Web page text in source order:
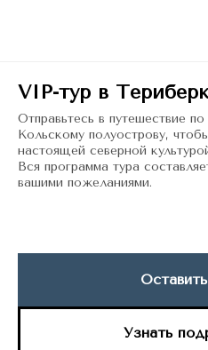
VIP-тур в
Отправьтесь в путешествие
Кольскому полуострову,
настоящей северной
Вся программа тура
вашими пожеланиями.
Узнать